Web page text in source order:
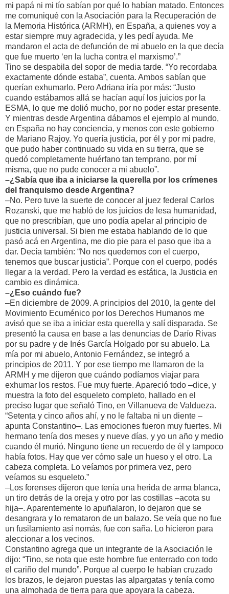
mi papá ni mi tío sabían por qué lo habían matado. Entonces
me comuniqué con la Asociación para la Recuperación de
la Memoria Histórica (ARMH), en España, a quienes voy a
estar siempre muy agradecida, y les pedí ayuda. Me
mandaron el acta de defunción de mi abuelo en la que decía
que fue muerto ‘en la lucha contra el marxismo’.”
Tino se despabila del sopor de media tarde. “Yo recordaba
exactamente dónde estaba”, cuenta. Ambos sabían que
querían exhumarlo. Pero Adriana iría por más: “Justo
cuando estábamos allá se hacían aquí los juicios por la
ESMA, lo que me dolió mucho, por no poder estar presente.
Y mientras desde Argentina dábamos el ejemplo al mundo,
en España no hay conciencia, y menos con este gobierno
de Mariano Rajoy. Yo quería justicia, por él y por mi padre,
que pudo haber continuado su vida en su tierra, que se
quedó completamente huérfano tan temprano, por mí
misma, que no pude conocer a mi abuelo”.
–¿Sabía que iba a iniciarse la querella por los crímenes
del franquismo desde Argentina?
–No. Pero tuve la suerte de conocer al juez federal Carlos
Rozanski, que me habló de los juicios de lesa humanidad,
que no prescribían, que uno podía apelar al principio de
justicia universal. Si bien me estaba hablando de lo que
pasó acá en Argentina, me dio pie para el paso que iba a
dar. Decía también: “No nos quedemos con el cuerpo,
tenemos que buscar justicia”. Porque con el cuerpo, podés
llegar a la verdad. Pero la verdad es estática, la Justicia en
cambio es dinámica.
–¿Eso cuándo fue?
–En diciembre de 2009. A principios del 2010, la gente del
Movimiento Ecuménico por los Derechos Humanos me
avisó que se iba a iniciar esta querella y salí disparada. Se
presentó la causa en base a las denuncias de Darío Rivas
por su padre y de Inés García Holgado por su abuelo. La
mía por mi abuelo, Antonio Fernández, se integró a
principios de 2011. Y por ese tiempo me llamaron de la
ARMH y me dijeron que cuándo podíamos viajar para
exhumar los restos. Fue muy fuerte. Apareció todo –dice, y
muestra la foto del esqueleto completo, hallado en el
preciso lugar que señaló Tino, en Villanueva de Valdueza.
“Setenta y cinco años ahí, y no le faltaba ni un diente –
apunta Constantino–. Las emociones fueron muy fuertes. Mi
hermano tenía dos meses y nueve días, y yo un año y medio
cuando él murió. Ninguno tiene un recuerdo de él y tampoco
había fotos. Hay que ver cómo sale un hueso y el otro. La
cabeza completa. Lo veíamos por primera vez, pero
veíamos su esqueleto.”
–Los forenses dijeron que tenía una herida de arma blanca,
un tiro detrás de la oreja y otro por las costillas –acota su
hija–. Aparentemente lo apuñalaron, lo dejaron que se
desangrara y lo remataron de un balazo. Se veía que no fue
un fusilamiento así nomás, fue con saña. Lo hicieron para
aleccionar a los vecinos.
Constantino agrega que un integrante de la Asociación le
dijo: “Tino, se nota que este hombre fue enterrado con todo
el cariño del mundo”. Porque al cuerpo le habían cruzado
los brazos, le dejaron puestas las alpargatas y tenía como
una almohada de tierra para que apoyara la cabeza.